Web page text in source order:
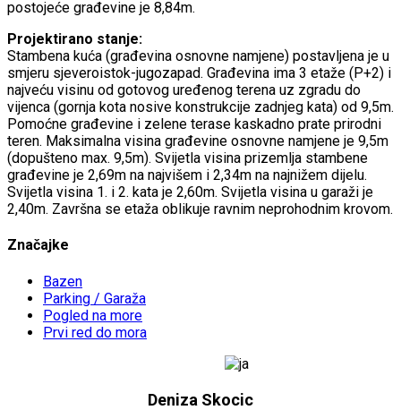
postojeće građevine je 8,84m.
Projektirano stanje:
Stambena kuća (građevina osnovne namjene) postavljena je u
smjeru sjeveroistok-jugozapad. Građevina ima 3 etaže (P+2) i
najveću visinu od gotovog uređenog terena uz zgradu do
vijenca (gornja kota nosive konstrukcije zadnjeg kata) od 9,5m.
Pomoćne građevine i zelene terase kaskadno prate prirodni
teren. Maksimalna visina građevine osnovne namjene je 9,5m
(dopušteno max. 9,5m). Svijetla visina prizemlja stambene
građevine je 2,69m na najvišem i 2,34m na najnižem dijelu.
Svijetla visina 1. i 2. kata je 2,60m. Svijetla visina u garaži je
2,40m. Završna se etaža oblikuje ravnim neprohodnim krovom.
Značajke
Bazen
Parking / Garaža
Pogled na more
Prvi red do mora
Deniza Skocic